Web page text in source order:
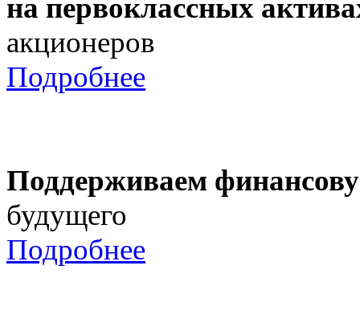
на первоклассных
акционеров
Подробнее
Поддерживаем
будущего
Подробнее